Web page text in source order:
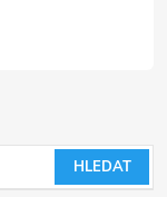
HLEDAT